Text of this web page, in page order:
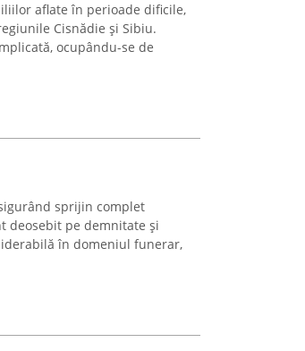
aflate în perioade dificile,
Cisnădie și Sibiu.
ocupându-se de
sprijin complet
deosebit pe demnitate și
în domeniul funerar,